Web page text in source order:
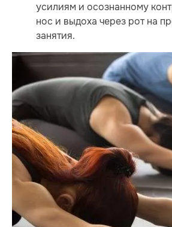
усилиям и осознанному
нос и выдоха через рот на
занятия.